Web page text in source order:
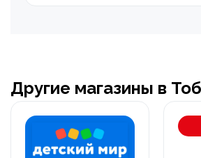
Другие магазины в